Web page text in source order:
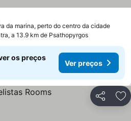
da marina, perto do centro da cidadeVer
a 13.9 km de Psathopyrgos
os preços
Ver preços
Partilhar